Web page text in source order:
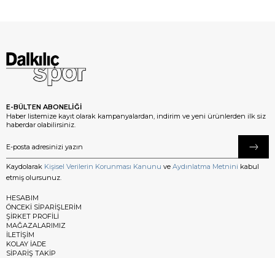
E-BÜLTEN ABONELİĞİ
Haber listemize kayıt olarak kampanyalardan, indirim ve yeni ürünlerden ilk siz
haberdar olabilirsiniz.
Kaydolarak Kişisel Verilerin Korunması Kanunu ve Aydınlatma Metnini kabul
etmiş olursunuz.
HESABIM
ÖNCEKİ SİPARİŞLERİM
ŞİRKET PROFİLİ
MAĞAZALARIMIZ
İLETİŞİM
KOLAY İADE
SİPARİŞ TAKİP